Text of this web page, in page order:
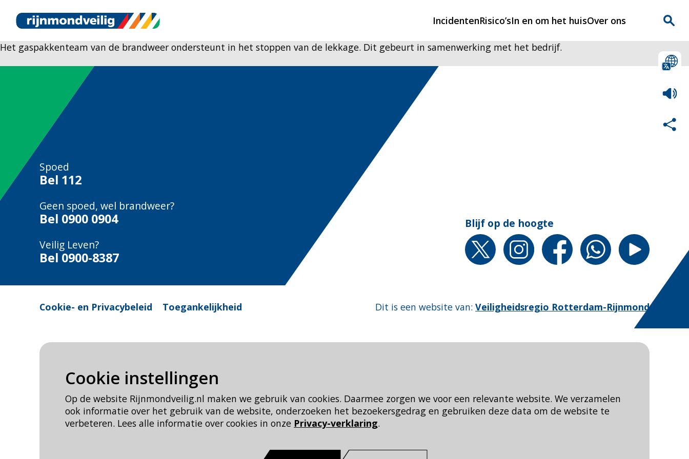
Cookie instellingen
Op de website Rijnmondveilig.nl maken we gebruik van cookies. Daarmee zorgen we voor een relevante website. We verzamelen
ook informatie over het gebruik van de website, onderzoeken het bezoekersgedrag en gebruiken deze data om de website te
verbeteren. Lees alle informatie over cookies in onze Privacy-verklaring.
Incidenten
Hulpdiensten nodig?
CIN-meldingen
Risico’sIn en om het huisOver ons
Het gaspakkenteam van de brandweer ondersteunt in het stoppen van de lekkage. Dit gebeurt in samenwerking met het bedrijf.
Spoed
Bel 112
Geen spoed, wel brandweer?
Bel 0900 0904
Veilig Leven?
Bel 0900-8387
Blijf op de hoogte
Cookie- en Privacybeleid Toegankelijkheid Dit is een website van: Veiligheidsregio Rotterdam-Rijnmond